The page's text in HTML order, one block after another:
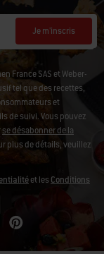
Je m'inscris
France SAS et Weber-
tel que des recettes,
et
de suivi. Vous pouvez
se désabonner de la
plus de détails, veuillez
et lesConditions